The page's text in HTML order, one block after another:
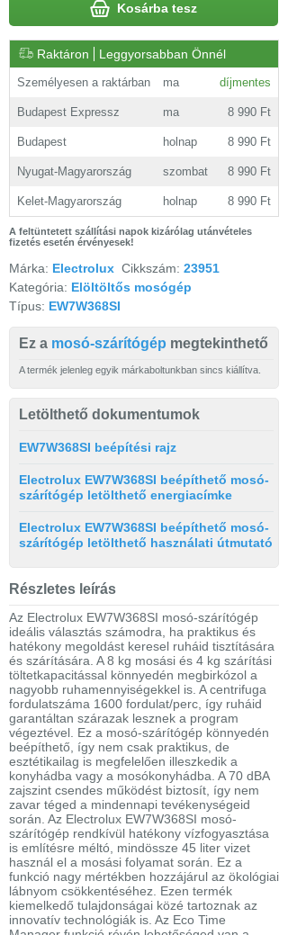
Kosárba tesz
Raktáron Leggyorsabban Önnél
Személyesen a raktárban ma díjmentes
Budapest Expressz ma 8 990 Ft
Budapest holnap 8 990 Ft
Nyugat-Magyarország szombat 8 990 Ft
Kelet-Magyarország holnap 8 990 Ft
A feltüntetett szállítási napok kizárólag utánvételes
fizetés esetén érvényesek!
Márka: Electrolux Cikkszám: 23951
Kategória: Elöltöltős mosógép
Típus: EW7W368SI
Ez a mosó-szárítógép megtekinthető
A termék jelenleg egyik márkaboltunkban sincs kiállítva.
Letölthető dokumentumok
EW7W368SI beépítési rajz
Electrolux EW7W368SI beépíthető mosó-
szárítógép letölthető energiacímke
Electrolux EW7W368SI beépíthető mosó-
szárítógép letölthető használati útmutató
Részletes leírás
Az Electrolux EW7W368SI mosó-szárítógép
ideális választás számodra, ha praktikus és
hatékony megoldást keresel ruháid tisztítására
és szárítására. A 8 kg mosási és 4 kg szárítási
töltetkapacitással könnyedén megbirkózol a
nagyobb ruhamennyiségekkel is. A centrifuga
fordulatszáma 1600 fordulat/perc, így ruháid
garantáltan szárazak lesznek a program
végeztével. Ez a mosó-szárítógép könnyedén
beépíthető, így nem csak praktikus, de
esztétikailag is megfelelően illeszkedik a
konyhádba vagy a mosókonyhádba. A 70 dBA
zajszint csendes működést biztosít, így nem
zavar téged a mindennapi tevékenységeid
során. Az Electrolux EW7W368SI mosó-
szárítógép rendkívül hatékony vízfogyasztása
is említésre méltó, mindössze 45 liter vizet
használ el a mosási folyamat során. Ez a
funkció nagy mértékben hozzájárul az ökológiai
lábnyom csökkentéséhez. Ezen termék
kiemelkedő tulajdonságai közé tartoznak az
innovatív technológiák is. Az Eco Time